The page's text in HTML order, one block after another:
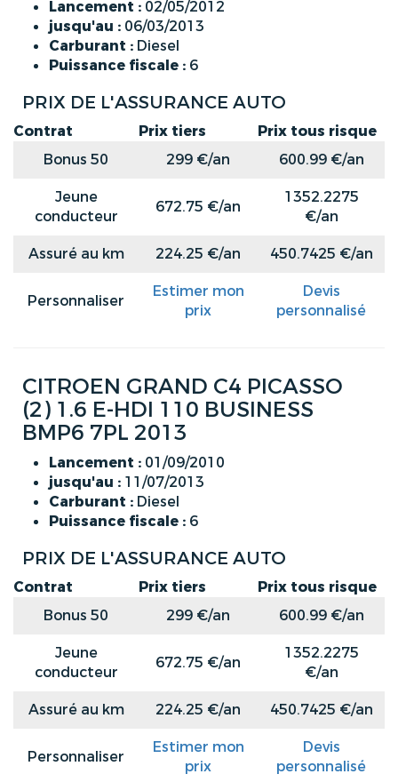
Lancement : 02/05/2012
jusqu'au : 06/03/2013
Carburant : Diesel
Puissance fiscale : 6
PRIX DE L'ASSURANCE AUTO
Contrat Prix tiers
Prix tous risque
Bonus 50
299 €/an
600.99 €/an
Jeune
conducteur
672.75 €/an
1352.2275
€/an
Assuré au km
224.25 €/an 450.7425 €/an
Personnaliser
Estimer mon
prix
Devis
personnalisé
CITROEN GRAND C4 PICASSO
(2) 1.6 E-HDI 110 BUSINESS
BMP6 7PL 2013
Lancement : 01/09/2010
jusqu'au : 11/07/2013
Carburant : Diesel
Puissance fiscale : 6
PRIX DE L'ASSURANCE AUTO
Contrat Prix tiers
Prix tous risque
Bonus 50
299 €/an
600.99 €/an
Jeune
conducteur
672.75 €/an
1352.2275
€/an
Assuré au km
224.25 €/an 450.7425 €/an
Personnaliser
Estimer mon
prix
Devis
personnalisé